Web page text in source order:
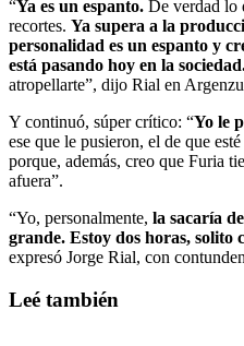
“Ya es un espanto. De verdad lo
recortes. Ya supera a la
personalidad es un espanto y
está pasando hoy en la
atropellarte”, dijo Rial en
Y continuó, súper crítico: “Yo le
ese que le pusieron, el de que
porque, además, creo que Furia
afuera”.
“Yo, personalmente, la sacaría
grande. Estoy dos horas, solito
expresó Jorge Rial, con
Leé también